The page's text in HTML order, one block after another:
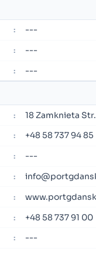
: ---
: ---
: ---
: 18 Zamknieta
: +48 58 737 94 85
: ---
:
:
: +48 58 737 91 00
: ---